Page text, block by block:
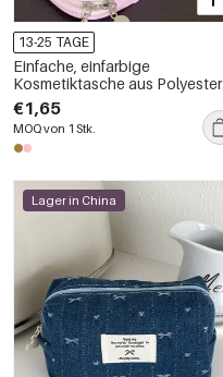
13-25 TAGE
Einfache, einfarbige
Kosmetiktasche aus Polyester
mit Herzmotiv für Damen
€1,65
MOQ von 1 Stk.
Lager in China